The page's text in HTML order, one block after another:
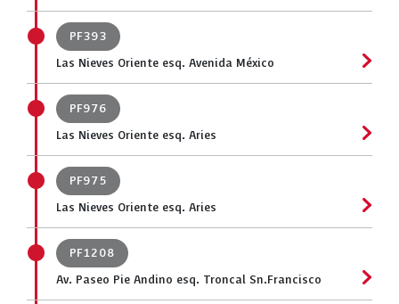
PF393
Las Nieves Oriente esq. Avenida México
PF976
Las Nieves Oriente esq. Aries
PF975
Las Nieves Oriente esq. Aries
PF1208
Av. Paseo Pie Andino esq. Troncal Sn.Francisco